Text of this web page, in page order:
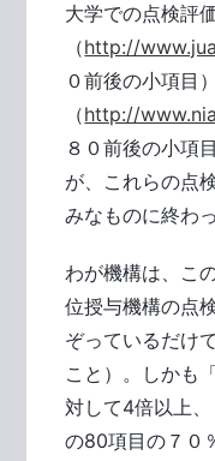
大学での点検評
（http://
０前後の小項目
（http://
８０前後の小項
が、これらの点
みなものに終わ
わが機構は、こ
位授与機構の点
ぞっているだけ
こと）。しかも
対して4倍以上、
の80項目の７０